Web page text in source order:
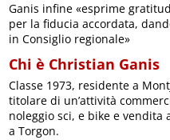
Ganis infine «esprime
per la fiducia accordata,
in Consiglio regionale»
Chi è Christian Ganis
Classe 1973, residente a
titolare di un’attività
noleggio sci, e bike e
a Torgon.